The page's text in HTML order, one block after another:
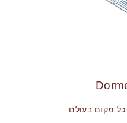
מקום בעולם